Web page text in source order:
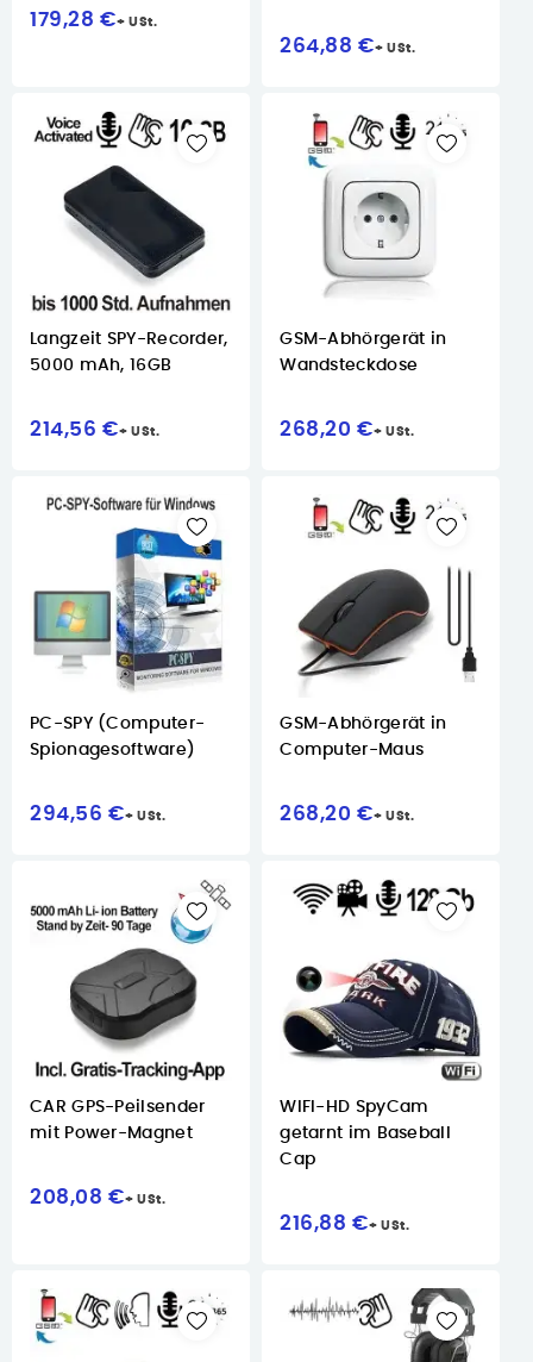
179,28 €
264,88 €
Langzeit SPY-Recorder,
5000 mAh, 16GB
214,56 €
GSM-Abhörgerät in
Wandsteckdose
268,20 €
PC-SPY (Computer-
Spionagesoftware)
294,56 €
GSM-Abhörgerät in
Computer-Maus
268,20 €
CAR GPS-Peilsender
mit Power-Magnet
208,08 €
WIFI-HD SpyCam
getarnt im Baseball
Cap
216,88 €